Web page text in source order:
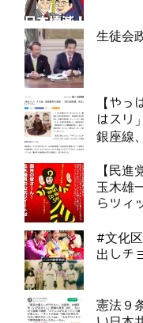
生徒会
【や
はスリ
銀座線
【民進
玉木雄
らツィ
#文化
出しチ
憲法９